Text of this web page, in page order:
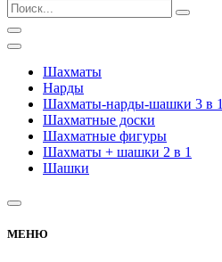
Шахматы
Нарды
Шахматы-нарды-шашки 3 в 1
Шахматные доски
Шахматные фигуры
Шахматы + шашки 2 в 1
Шашки
МЕНЮ